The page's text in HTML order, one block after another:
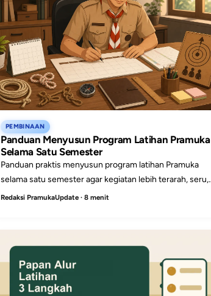
PEMBINAAN
Panduan Menyusun Program Latihan Pramuka
Selama Satu Semester
Panduan praktis menyusun program latihan Pramuka
selama satu semester agar kegiatan lebih terarah, seru,
dan mudah dijalankan oleh pembina di sekolah.
Redaksi PramukaUpdate · 8 menit